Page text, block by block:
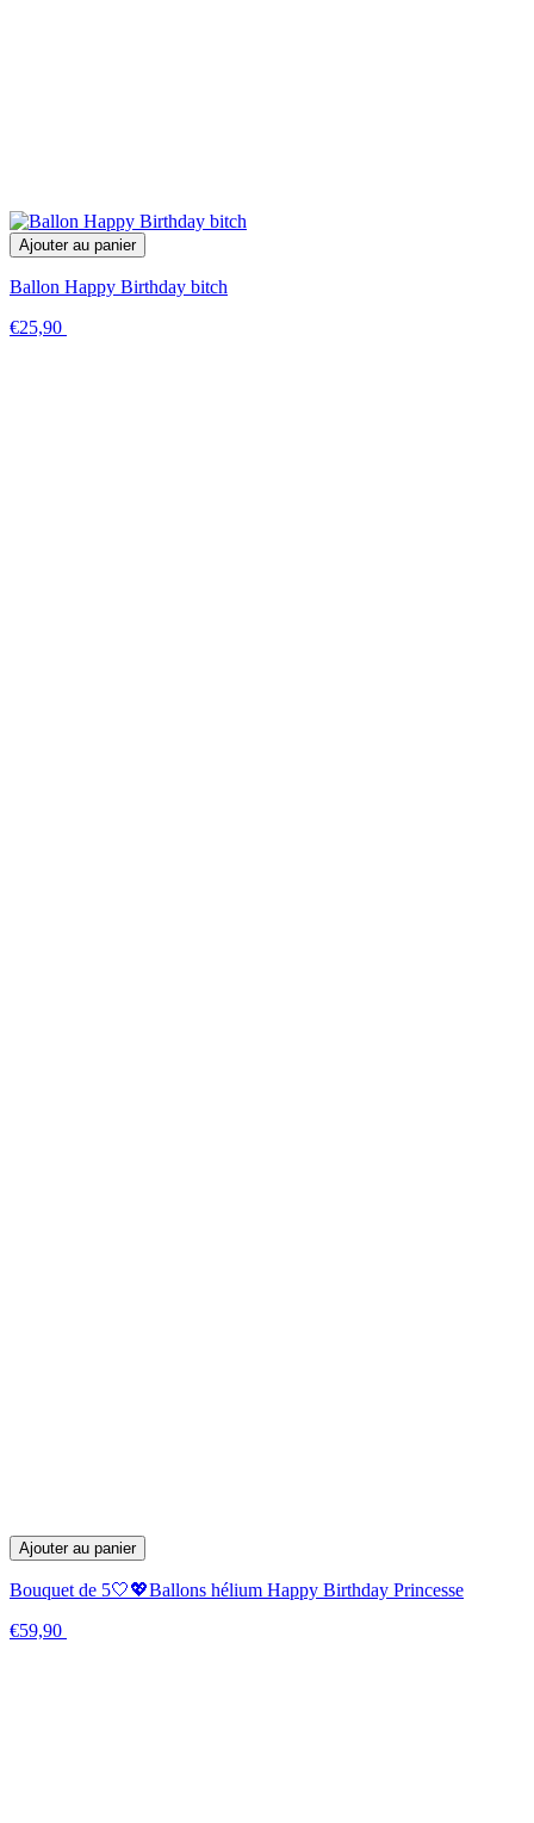
Ajouter au panier
Ballon Happy Birthday bitch
€25,90
Ajouter au panier
Bouquet de 5🤍💖Ballons hélium Happy Birthday Princesse
€59,90